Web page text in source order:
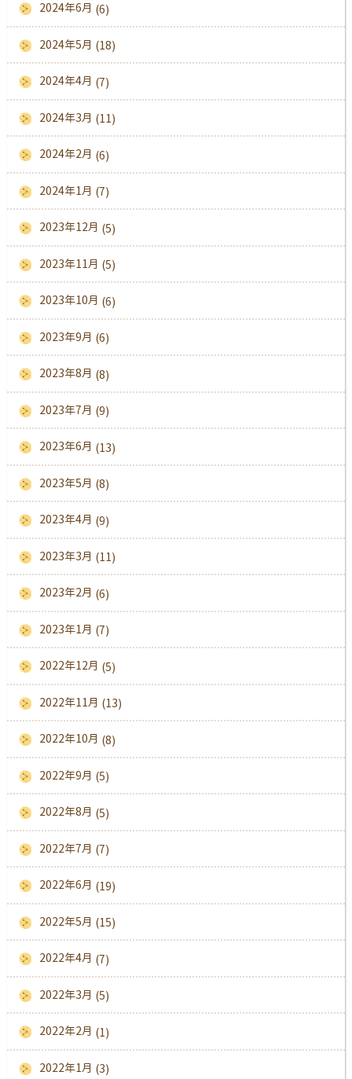
2024年6月 (6)
2024年5月 (18)
2024年4月 (7)
2024年3月 (11)
2024年2月 (6)
2024年1月 (7)
2023年12月 (5)
2023年11月 (5)
2023年10月 (6)
2023年9月 (6)
2023年8月 (8)
2023年7月 (9)
2023年6月 (13)
2023年5月 (8)
2023年4月 (9)
2023年3月 (11)
2023年2月 (6)
2023年1月 (7)
2022年12月 (5)
2022年11月 (13)
2022年10月 (8)
2022年9月 (5)
2022年8月 (5)
2022年7月 (7)
2022年6月 (19)
2022年5月 (15)
2022年4月 (7)
2022年3月 (5)
2022年2月 (1)
2022年1月 (3)